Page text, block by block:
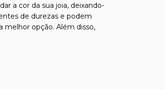
a cor da sua joia, deixando-
de durezas e podem
melhor opção. Além disso,